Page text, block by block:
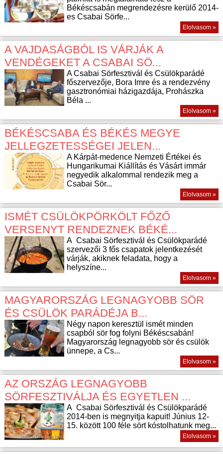
Békéscsabán megrendezésre kerülő 2014-
es Csabai Sörfe...
Elolvasom »
A VAJDASÁGBÓL IS VÁRJÁK A
VENDÉGEKET A CSABAI SÖ...
A Csabai Sörfesztivál és Csülökparádé
főszervezője, Bora Imre és a rendezvény
gasztronómiai házigazdája, Prohászka
Béla ...
Elolvasom »
BÉKÉSCSABA ÉS BÉKÉS MEGYE
JELLEGZETESSÉGEI JELEN...
A Kárpát-medence Nemzeti Értékei és
Hungarikumai Kiállítás és Vásárt immár
negyedik alkalommal rendezik meg a
Csabai Sör...
Elolvasom »
ISMÉT CSÜLÖKPÖRKÖLT FŐZŐ
VERSENYT RENDEZNEK BÉKÉ...
A Csabai Sörfesztivál és Csülökparádé
szervezői 3 fős csapatok jelentkezését
várják, akiknek feladata, hogy a
helyszíne...
Elolvasom »
MAGYARORSZÁG LEGNAGYOBB SÖR
ÉS CSÜLÖK PARÁDÉJA B...
Négy napon keresztül ismét minden
csapból sör fog folyni Békéscsabán!
Magyarország legnagyobb sör és csülök
ünnepe, a Cs...
Elolvasom »
AZ ORSZÁG LEGNAGYOBB
SÖRFESZTIVÁLJA ÉS EGYETLEN ...
A Csabai Sörfesztivál és Csülökparádé
2014-ben is megnyitja kapuit! Június 12-
15. között 100 féle sört kóstolhatunk meg...
Elolvasom »